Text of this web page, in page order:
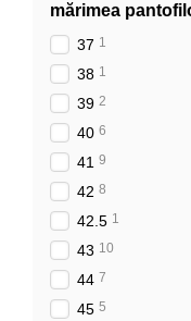
mărimea
37 1
38 1
39 2
40 6
41 9
42 8
42.5 1
43 10
44 7
45 5